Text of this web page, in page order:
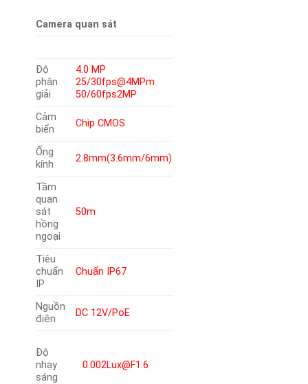
Camera quan sát
Độ
phân
giải
4.0 MP
25/30fps@4MPm
50/60fps2MP
Cảm
biển
Chip CMOS
Ống
kính
2.8mm(3.6mm/6mm)
Tầm
quan
sát
hồng
ngoại
50m
Tiêu
chuẩn
IP
Chuẩn IP67
Nguồn
điện
DC 12V/PoE
Độ
nhạy
sáng
0.002Lux@F1.6